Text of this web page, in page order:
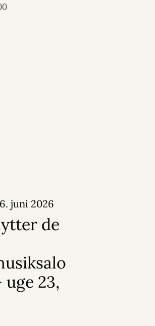
juni 2026
de
uge 23,